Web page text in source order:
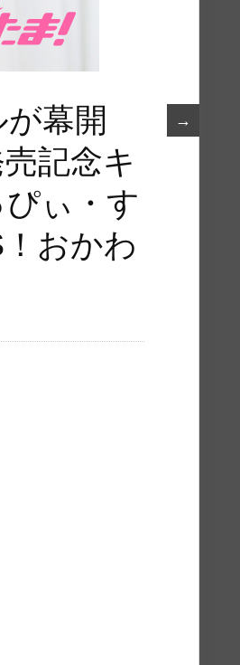
→
幕開
記念キ
ぃ・す
おかわ